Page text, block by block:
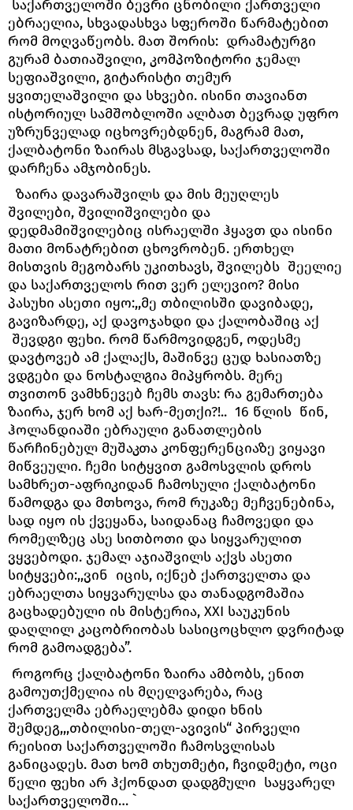
საქართველოში ბევრი ცნობილი ქართველი
ებრაელია, სხვადასხვა სფეროში წარმატებით
რომ მოღვაწეობს. მათ შორის: დრამატურგი
გურამ ბათიაშვილი, კომპოზიტორი ჯემალ
სეფიაშვილი, გიტარისტი თემურ
ყვითელაშვილი და სხვები. ისინი თავიანთ
ისტორიულ სამშობლოში ალბათ ბევრად უფრო
უზრუნველად იცხოვრებდნენ, მაგრამ მათ,
ქალბატონი ზაირას მსგავსად, საქართველოში
დარჩენა ამჯობინეს.
ზაირა დავარაშვილს და მის მეუღლეს
შვილები, შვილიშვილები და
დედმამიშვილებიც ისრაელში ჰყავთ და ისინი
მათი მონატრებით ცხოვრობენ. ერთხელ
მისთვის მეგობარს უკითხავს, შვილებს შეელიე
და საქართველოს რით ვერ ელევიო? მისი
პასუხი ასეთი იყო:,,მე თბილისში დავიბადე,
გავიზარდე, აქ დავოჯახდი და ქალობაშიც აქ
შევდგი ფეხი. რომ წარმოვიდგენ, ოდესმე
დავტოვებ ამ ქალაქს, მაშინვე ცუდ ხასიათზე
ვდგები და ნოსტალგია მიპყრობს. მერე
თვითონ ვამხნევებ ჩემს თავს: რა გემართება
ზაირა, ჯერ ხომ აქ ხარ-მეთქი?!.. 16 წლის წინ,
ჰოლანდიაში ებრაული განათლების
წარჩინებულ მუშაკთა კონფერენციაზე ვიყავი
მიწვეული. ჩემი სიტყვით გამოსვლის დროს
სამხრეთ-აფრიკიდან ჩამოსული ქალბატონი
წამოდგა და მთხოვა, რომ რუკაზე მეჩვენებინა,
სად იყო ის ქვეყანა, საიდანაც ჩამოვედი და
რომელზეც ასე სითბოთი და სიყვარულით
ვყვებოდი. ჯემალ აჯიაშვილს აქვს ასეთი
სიტყვები:,,ვინ იცის, იქნებ ქართველთა და
ებრაელთა სიყვარულსა და თანადგომაშია
გაცხადებული ის მისტერია, XXI საუკუნის
დაღლილ კაცობრიობას სასიცოცხლო დვრიტად
რომ გამოადგება”.
როგორც ქალბატონი ზაირა ამბობს, ენით
გამოუთქმელია ის მღელვარება, რაც
ქართველმა ებრაელებმა დიდი ხნის
შემდეგ,,,თბილისი-თელ-ავივის“ პირველი
რეისით საქართველოში ჩამოსვლისას
განიცადეს. მათ ხომ თხუთმეტი, ჩვიდმეტი, ოცი
წელი ფეხი არ ჰქონდათ დადგმული საყვარელ
საქართველოში… `